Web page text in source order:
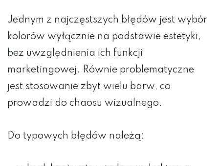
HAFT KOMPUTEROWY
TERMOTRANSFER
SUBLIMACJA
SITODRUK
Jednym z najczęstszych błędów jest wybór
kolorów wyłącznie na podstawie estetyki,
bez uwzględnienia ich funkcji
marketingowej. Równie problematyczne
jest stosowanie zbyt wielu barw, co
prowadzi do chaosu wizualnego.
Do typowych błędów należą: